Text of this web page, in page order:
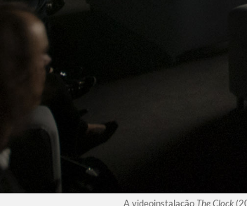
A videoinstalação The Clock